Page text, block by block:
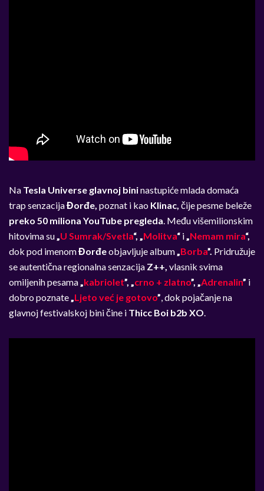
Na Tesla Universe glavnoj bininastupiće mlada domaća
trap senzacijaĐorđe, poznat i kao Klinac, čije pesme beleže
preko 50 miliona YouTube pregleda. Među višemilionskim
hitovima su„U Sumrak/Svetla“, „Molitva“ i„Nemam mira“,
dok pod imenomĐorđeobjavljuje album„Borba”. Pridružuje
se autentična regionalna senzacija Z++, vlasnik svima
omiljenih pesama„kabriolet”, „crno + zlatno”, „Adrenalin” i
dobro poznate„Ljeto već je gotovo”, dok pojačanje na
glavnoj festivalskoj bini čine i Thicc Boi b2b XO.